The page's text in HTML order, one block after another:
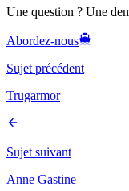
Une question ? Une
Abordez-nous
Sujet précédent
Trugarmor
Sujet suivant
Anne Gastine